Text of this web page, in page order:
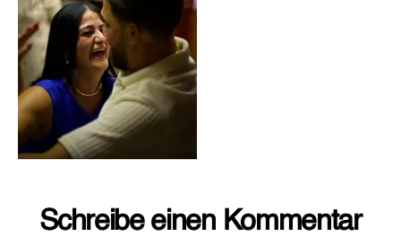
Schreibe einen Kommentar